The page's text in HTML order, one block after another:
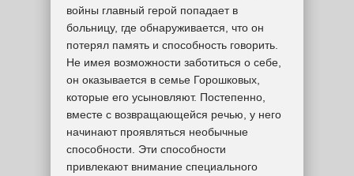
войны главный герой попадает в
больницу, где обнаруживается, что он
потерял память и способность говорить.
Не имея возможности заботиться о себе,
он оказывается в семье Горошковых,
которые его усыновляют. Постепенно,
вместе с возвращающейся речью, у него
начинают проявляться необычные
способности. Эти способности
привлекают внимание специального